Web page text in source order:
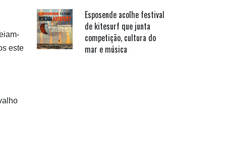
este
Esposende acolhe festival
de kitesurf que junta
competição, cultura do
mar e música